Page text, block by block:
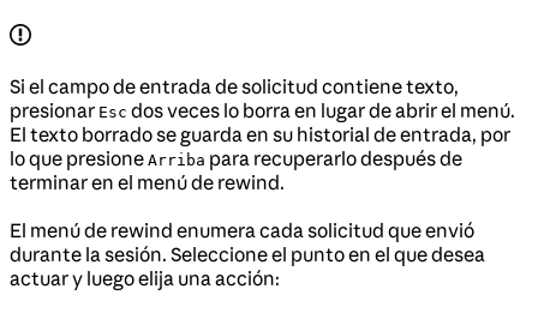
Si el campo de entrada de solicitud contiene texto,
presionar Esc dos veces lo borra en lugar de abrir el menú.
El texto borrado se guarda en su historial de entrada, por
lo que presione Arriba para recuperarlo después de
terminar en el menú de rewind.
El menú de rewind enumera cada solicitud que envió
durante la sesión. Seleccione el punto en el que desea
actuar y luego elija una acción: